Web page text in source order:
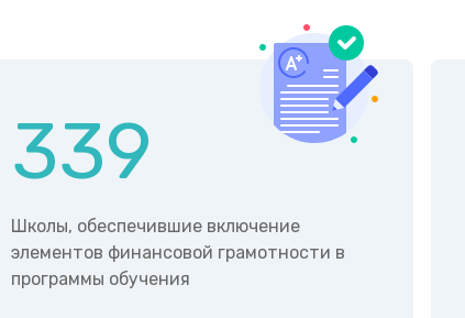
339
Школы, обеспечившие включение
элементов финансовой грамотности в
программы обучения